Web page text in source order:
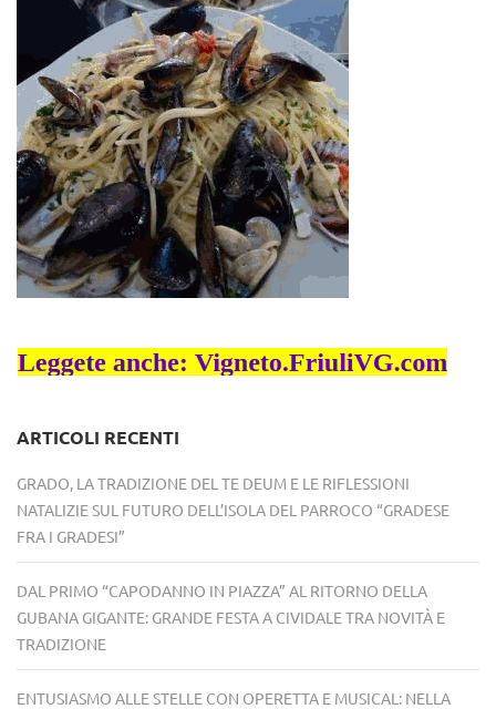
ARTICOLI RECENTI
GRADO, LA TRADIZIONE DEL TE DEUM E LE RIFLESSIONI
NATALIZIE SUL FUTURO DELL’ISOLA DEL PARROCO “GRADESE
FRA I GRADESI”
DAL PRIMO “CAPODANNO IN PIAZZA” AL RITORNO DELLA
GUBANA GIGANTE: GRANDE FESTA A CIVIDALE TRA NOVITÀ E
TRADIZIONE
ENTUSIASMO ALLE STELLE CON OPERETTA E MUSICAL: NELLA